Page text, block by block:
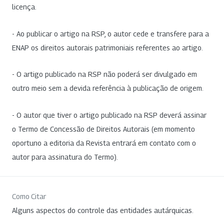
licença.
- Ao publicar o artigo na RSP, o autor cede e transfere para a
ENAP os direitos autorais patrimoniais referentes ao artigo.
- O artigo publicado na RSP não poderá ser divulgado em
outro meio sem a devida referência à publicação de origem.
- O autor que tiver o artigo publicado na RSP deverá assinar
o Termo de Concessão de Direitos Autorais (em momento
oportuno a editoria da Revista entrará em contato com o
autor para assinatura do Termo).
Como Citar
Alguns aspectos do controle das entidades autárquicas.